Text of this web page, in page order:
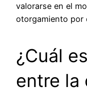
valorarse en el
otorgamiento por
¿Cuál
entre la